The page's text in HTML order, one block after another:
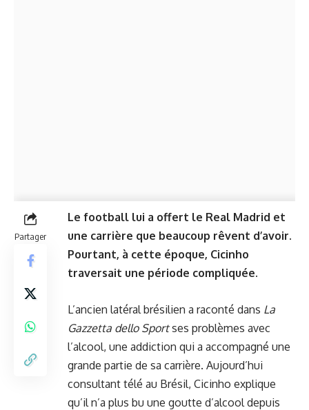
Partager
Le football lui a offert le Real Madrid et
une carrière que beaucoup rêvent d’avoir.
Pourtant, à cette époque, Cicinho
traversait une période compliquée.
L’ancien latéral brésilien a raconté dans La
Gazzetta dello Sportses problèmes avec
l’alcool, une addiction qui a accompagné une
grande partie de sa carrière. Aujourd’hui
consultant télé au Brésil, Cicinho explique
qu’il n’a plus bu une goutte d’alcool depuis